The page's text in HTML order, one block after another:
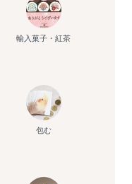
輸入菓子・紅茶
包む